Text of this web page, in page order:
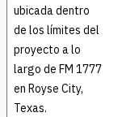
ubicada dentro
de los límites del
proyecto a lo
largo de FM 1777
en Royse City,
Texas.